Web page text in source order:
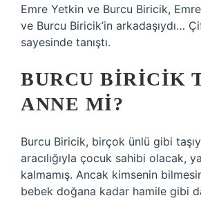
Emre Yetkin ve Burcu Biricik,
ve Burcu Biricik’in arkadaşıydı…
sayesinde tanıştı.
BURCU BIRICIK
ANNE MI?
Burcu Biricik, birçok ünlü gibi
aracılığıyla çocuk sahibi olacak,
kalmamış. Ancak kimsenin
bebek doğana kadar hamile gibi